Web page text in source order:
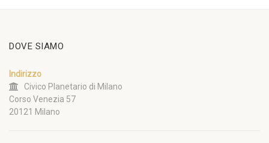
DOVE SIAMO
Indirizzo
Civico Planetario di Milano
Corso Venezia 57
20121 Milano